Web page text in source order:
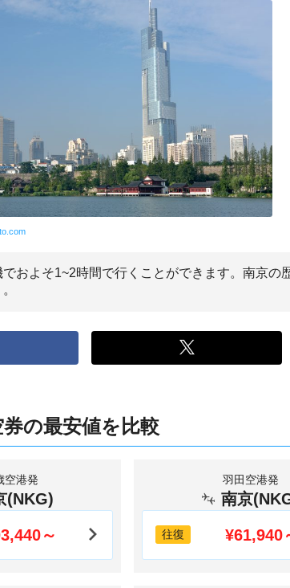
およそ1~2時間で行くことができます。南京
の最安値を比較
空港発
(NKG)
～
羽田空港発
南京
往復 ¥61,940